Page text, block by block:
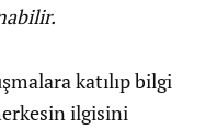
katılıp bilgi
ilgisini